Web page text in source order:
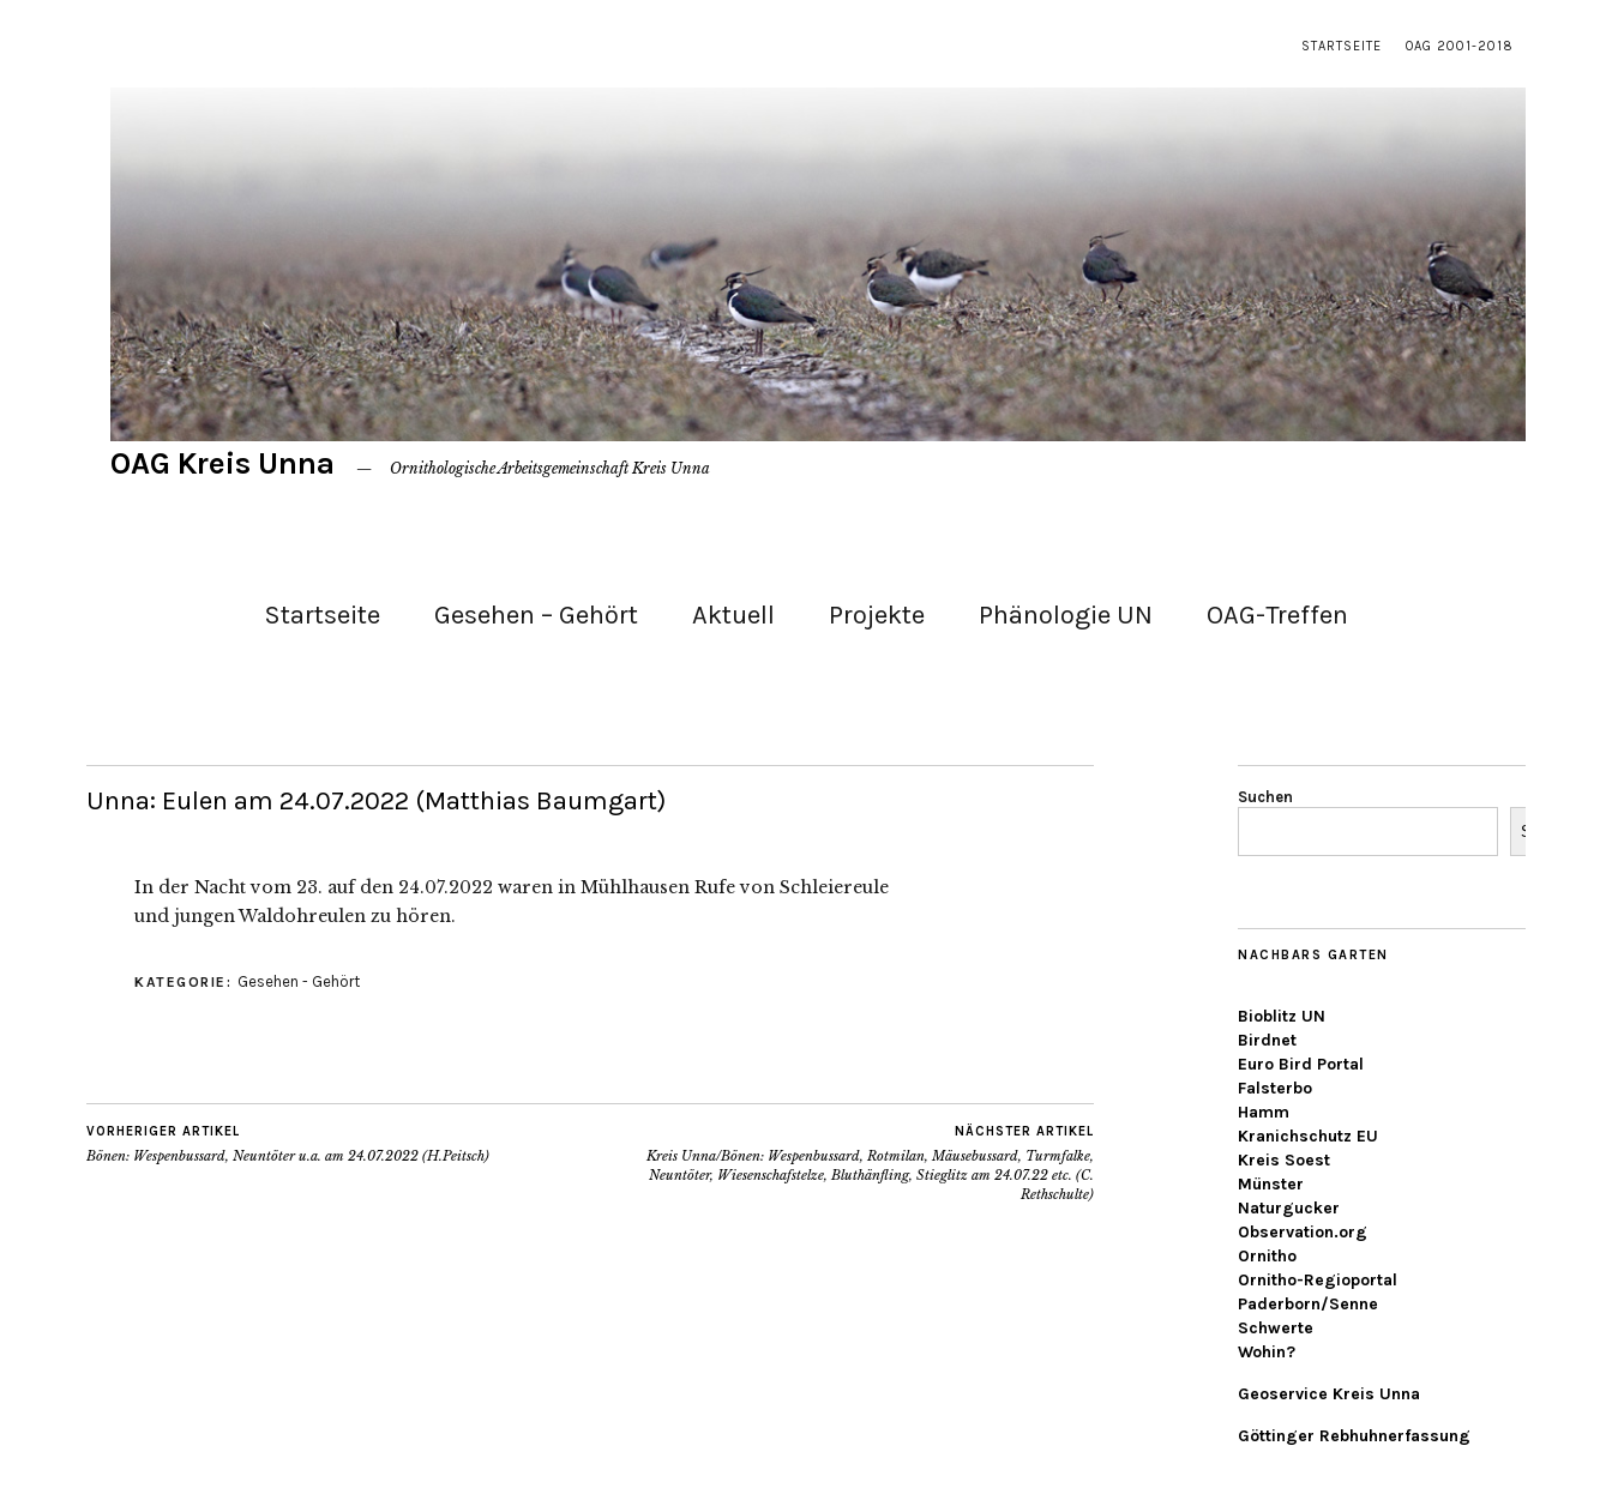
STARTSEITE OAG 2001-2018
OAG Kreis Unna Ornithologische Arbeitsgemeinschaft Kreis Unna
Startseite Gesehen – Gehört Aktuell Projekte Phänologie UN OAG-Treffen
Unna: Eulen am 24.07.2022 (Matthias Baumgart)
In der Nacht vom 23. auf den 24.07.2022 waren in Mühlhausen Rufe von Schleiereule
und jungen Waldohreulen zu hören.
KATEGORIE: Gesehen - Gehört
VORHERIGER ARTIKEL
Bönen: Wespenbussard, Neuntöter u.a. am 24.07.2022 (H.Peitsch)
NÄCHSTER ARTIKEL
Kreis Unna/Bönen: Wespenbussard, Rotmilan, Mäusebussard, Turmfalke,
Neuntöter, Wiesenschafstelze, Bluthänfling, Stieglitz am 24.07.22 etc. (C.
Rethschulte)
Suchen
Suchen
NACHBARS GARTEN
Bioblitz UN
Birdnet
Euro Bird Portal
Falsterbo
Hamm
Kranichschutz EU
Kreis Soest
Münster
Naturgucker
Observation.org
Ornitho
Ornitho-Regioportal
Paderborn/Senne
Schwerte
Wohin?
Geoservice Kreis Unna
Göttinger Rebhuhnerfassung